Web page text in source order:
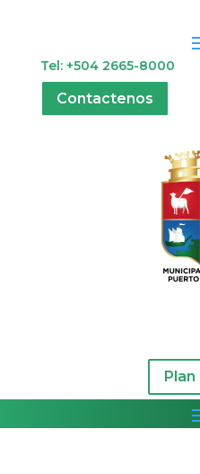
Tel: +504 2665-8000
Contactenos